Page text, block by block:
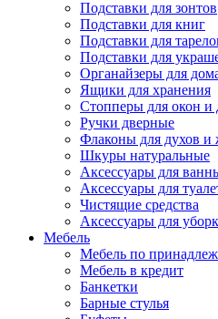
Подставки для зонтов
Подставки для книг
Подставки для
Подставки для
Органайзеры для
Ящики для хранения
Стопперы для окон и
Ручки дверные
Флаконы для духов и
Шкуры натуральные
Аксессуары для
Аксессуары для
Чистящие средства
Аксессуары для
Мебель
Мебель по
Мебель в кредит
Банкетки
Барные стулья